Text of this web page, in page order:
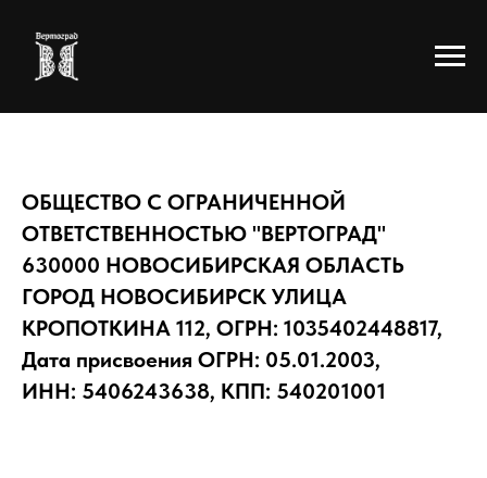
ОБЩЕСТВО С ОГРАНИЧЕННОЙ
ОТВЕТСТВЕННОСТЬЮ "ВЕРТОГРАД"
630000 НОВОСИБИРСКАЯ ОБЛАСТЬ
ГОРОД НОВОСИБИРСК УЛИЦА
КРОПОТКИНА 112, ОГРН: 1035402448817,
Дата присвоения ОГРН: 05.01.2003,
ИНН: 5406243638, КПП: 540201001